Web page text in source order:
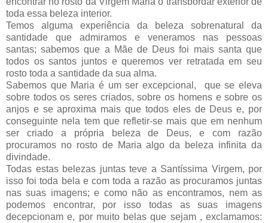
toda essa beleza interior.
Temos alguma experiência da beleza sobrenatural da
santidade que admiramos e veneramos nas pessoas
santas; sabemos que a Mãe de Deus foi mais santa que
todos os santos juntos e queremos ver retratada em seu
rosto toda a santidade da sua alma.
Sabemos que Maria é um ser excepcional, que se eleva
sobre todos os seres criados, sobre os homens e sobre os
anjos e se aproxima mais que todos eles de Deus e, por
conseguinte nela tem que refletir-se mais que em nenhum
ser criado a própria beleza de Deus, e com razão
procuramos no rosto de Maria algo da beleza infinita da
divindade.
Todas estas belezas juntas teve a Santíssima Virgem, por
isso foi toda bela e com toda a razão as procuramos juntas
nas suas imagens; e como não as encontramos, nem as
podemos encontrar, por isso todas as suas imagens
decepcionam e, por muito belas que sejam , exclamamos: